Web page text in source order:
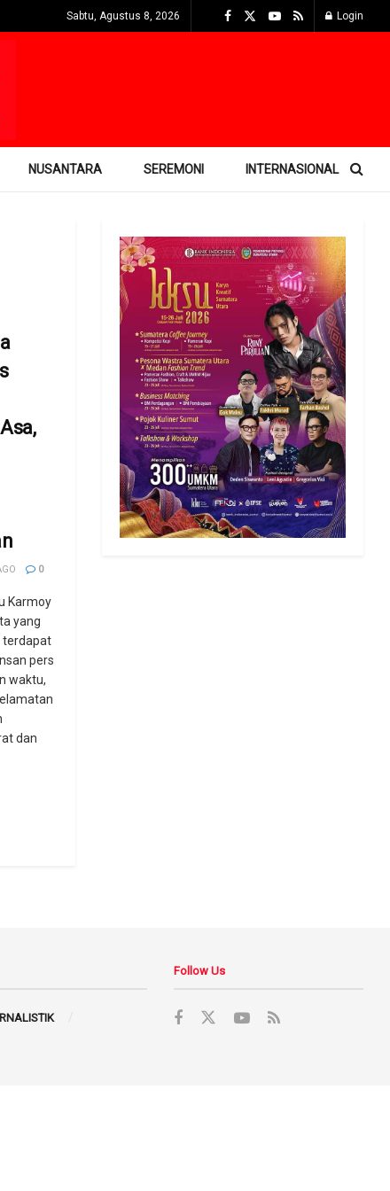
Sabtu, Agustus 8, 2026 Login
NUSANTARA SEREMONI INTERNASIONAL
0
Karmoy
yang
terdapat
pers
waktu,
dan
Follow Us